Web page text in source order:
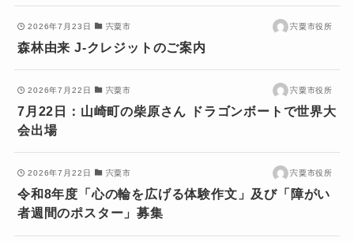
2026年7月23日 宍粟市 宍粟市役所
森林由来 J-クレジットのご案内
2026年7月22日 宍粟市 宍粟市役所
7月22日：山崎町の柴原さん ドラゴンボートで世界大
会出場
2026年7月22日 宍粟市 宍粟市役所
令和8年度「心の輪を広げる体験作文」及び「障がい
者週間のポスター」募集